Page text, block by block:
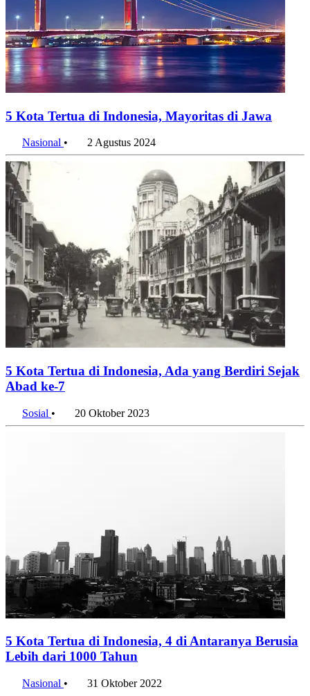
5 Kota Tertua di Indonesia, Mayoritas di Jawa
Nasional • 2 Agustus 2024
5 Kota Tertua di Indonesia, Ada yang Berdiri Sejak
Abad ke-7
Sosial • 20 Oktober 2023
5 Kota Tertua di Indonesia, 4 di Antaranya Berusia
Lebih dari 1000 Tahun
Nasional • 31 Oktober 2022